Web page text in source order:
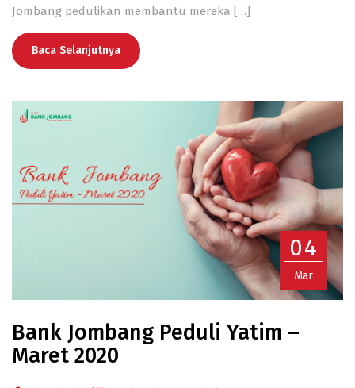
Jombang pedulikan membantu mereka […]
Baca Selanjutnya
04
Mar
Bank Jombang Peduli Yatim –
Maret 2020